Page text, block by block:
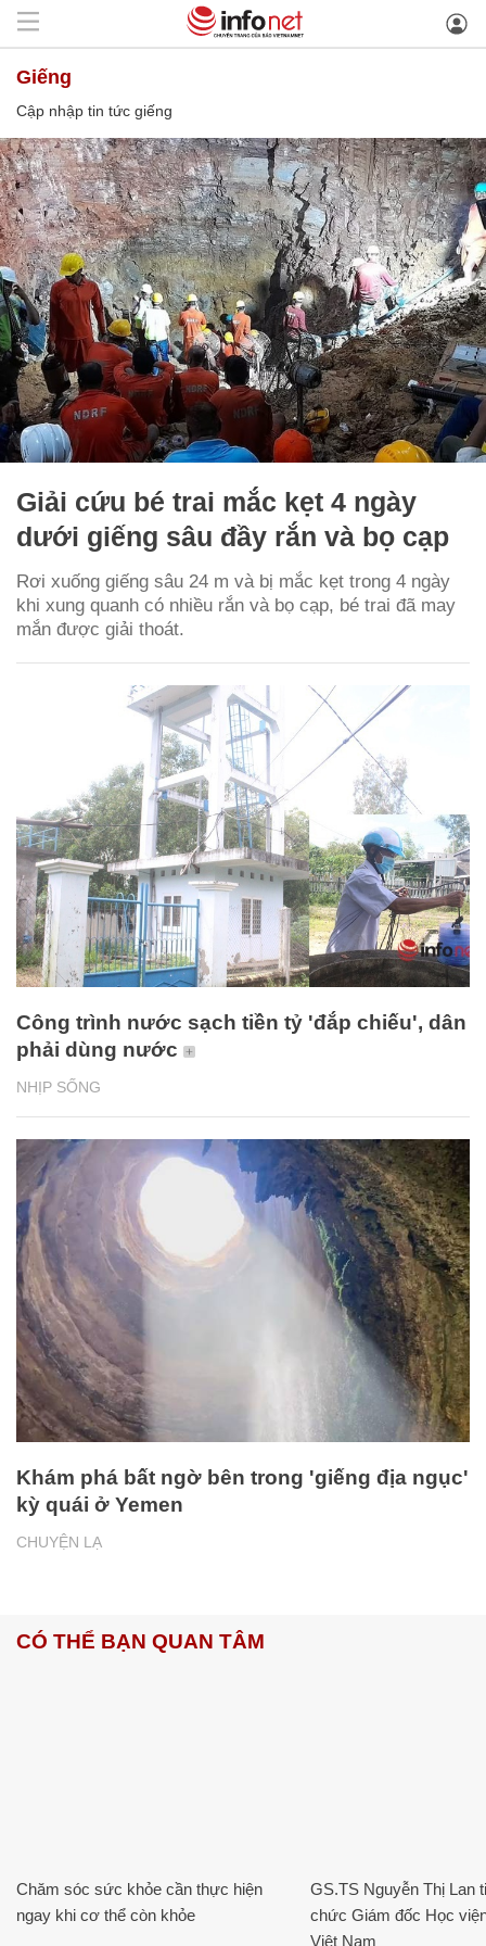
giếng
Cập nhập tin tức giếng
Giải cứu bé trai mắc kẹt 4 ngày
dưới giếng sâu đầy rắn và bọ cạp
Rơi xuống giếng sâu 24 m và bị mắc kẹt trong 4 ngày
khi xung quanh có nhiều rắn và bọ cạp, bé trai đã may
mắn được giải thoát.
NHỊP SỐNG
Công trình nước sạch tiền tỷ 'đắp chiếu', dân
phải dùng nước
CHUYỆN LẠ
Khám phá bất ngờ bên trong 'giếng địa ngục'
kỳ quái ở Yemen
CÓ THỂ BẠN QUAN TÂM
Chăm sóc sức khỏe cần thực hiện
ngay khi cơ thể còn khỏe
GS.TS Nguyễn Thị Lan
chức Giám đốc Học
Việt Nam